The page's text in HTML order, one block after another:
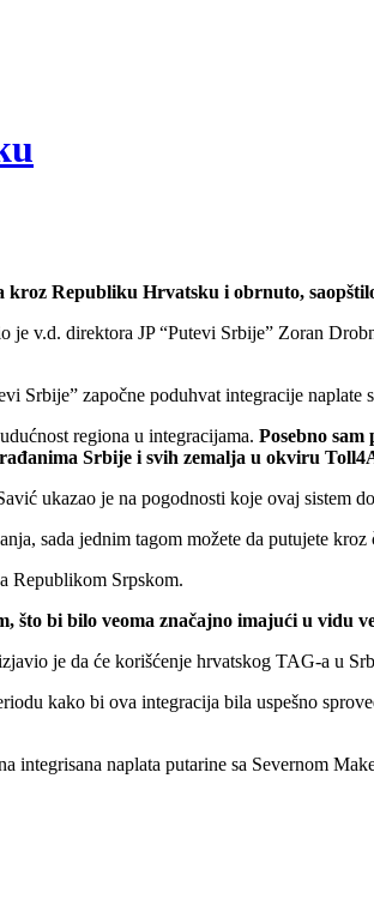
kroz Republiku Hrvatsku i obrnuto,
v.d. direktora JP “Putevi Srbije” Zoran
Srbije” započne poduhvat integracije naplate
regiona u integracijama. Posebno sam
Srbije i svih zemalja u okviru
ukazao je na pogodnosti koje ovaj sistem
sada jednim tagom možete da putujete
Republikom Srpskom.
što bi bilo veoma značajno imajući u
je da će korišćenje hrvatskog TAG-a u
kako bi ova integracija bila uspešno
integrisana naplata putarine sa Severnom